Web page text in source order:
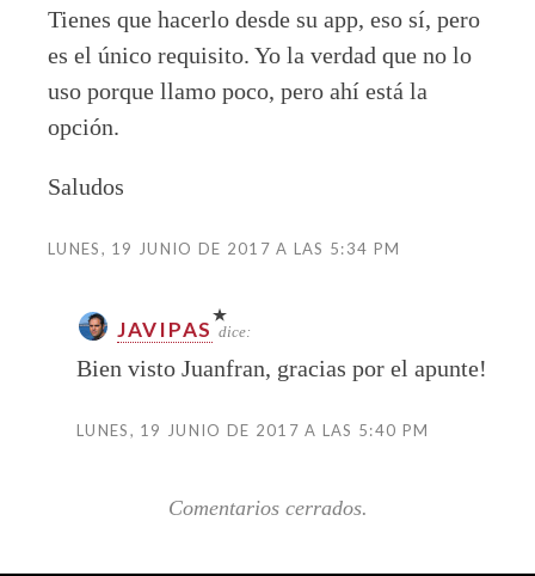
Tienes que hacerlo desde su app, eso sí, pero
es el único requisito. Yo la verdad que no lo
uso porque llamo poco, pero ahí está la
opción.
Saludos
LUNES, 19 JUNIO DE 2017 A LAS 5:34 PM
JAVIPAS dice:
Bien visto Juanfran, gracias por el apunte!
LUNES, 19 JUNIO DE 2017 A LAS 5:40 PM
Comentarios cerrados.